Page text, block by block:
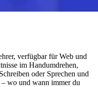
verfügbar für Web und
im Handumdrehen,
oder Sprechen und
– wo und wann immer du